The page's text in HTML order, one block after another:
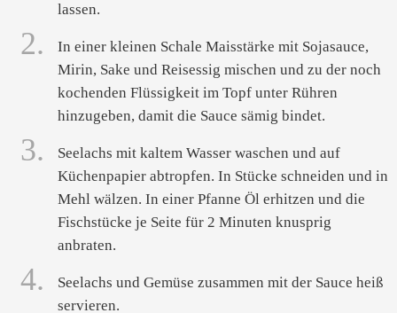
lassen.
2.
In einer kleinen Schale Maisstärke mit Sojasauce,
Mirin, Sake und Reisessig mischen und zu der noch
kochenden Flüssigkeit im Topf unter Rühren
hinzugeben, damit die Sauce sämig bindet.
3.
Seelachs mit kaltem Wasser waschen und auf
Küchenpapier abtropfen. In Stücke schneiden und in
Mehl wälzen. In einer Pfanne Öl erhitzen und die
Fischstücke je Seite für 2 Minuten knusprig
anbraten.
4.
Seelachs und Gemüse zusammen mit der Sauce heiß
servieren.